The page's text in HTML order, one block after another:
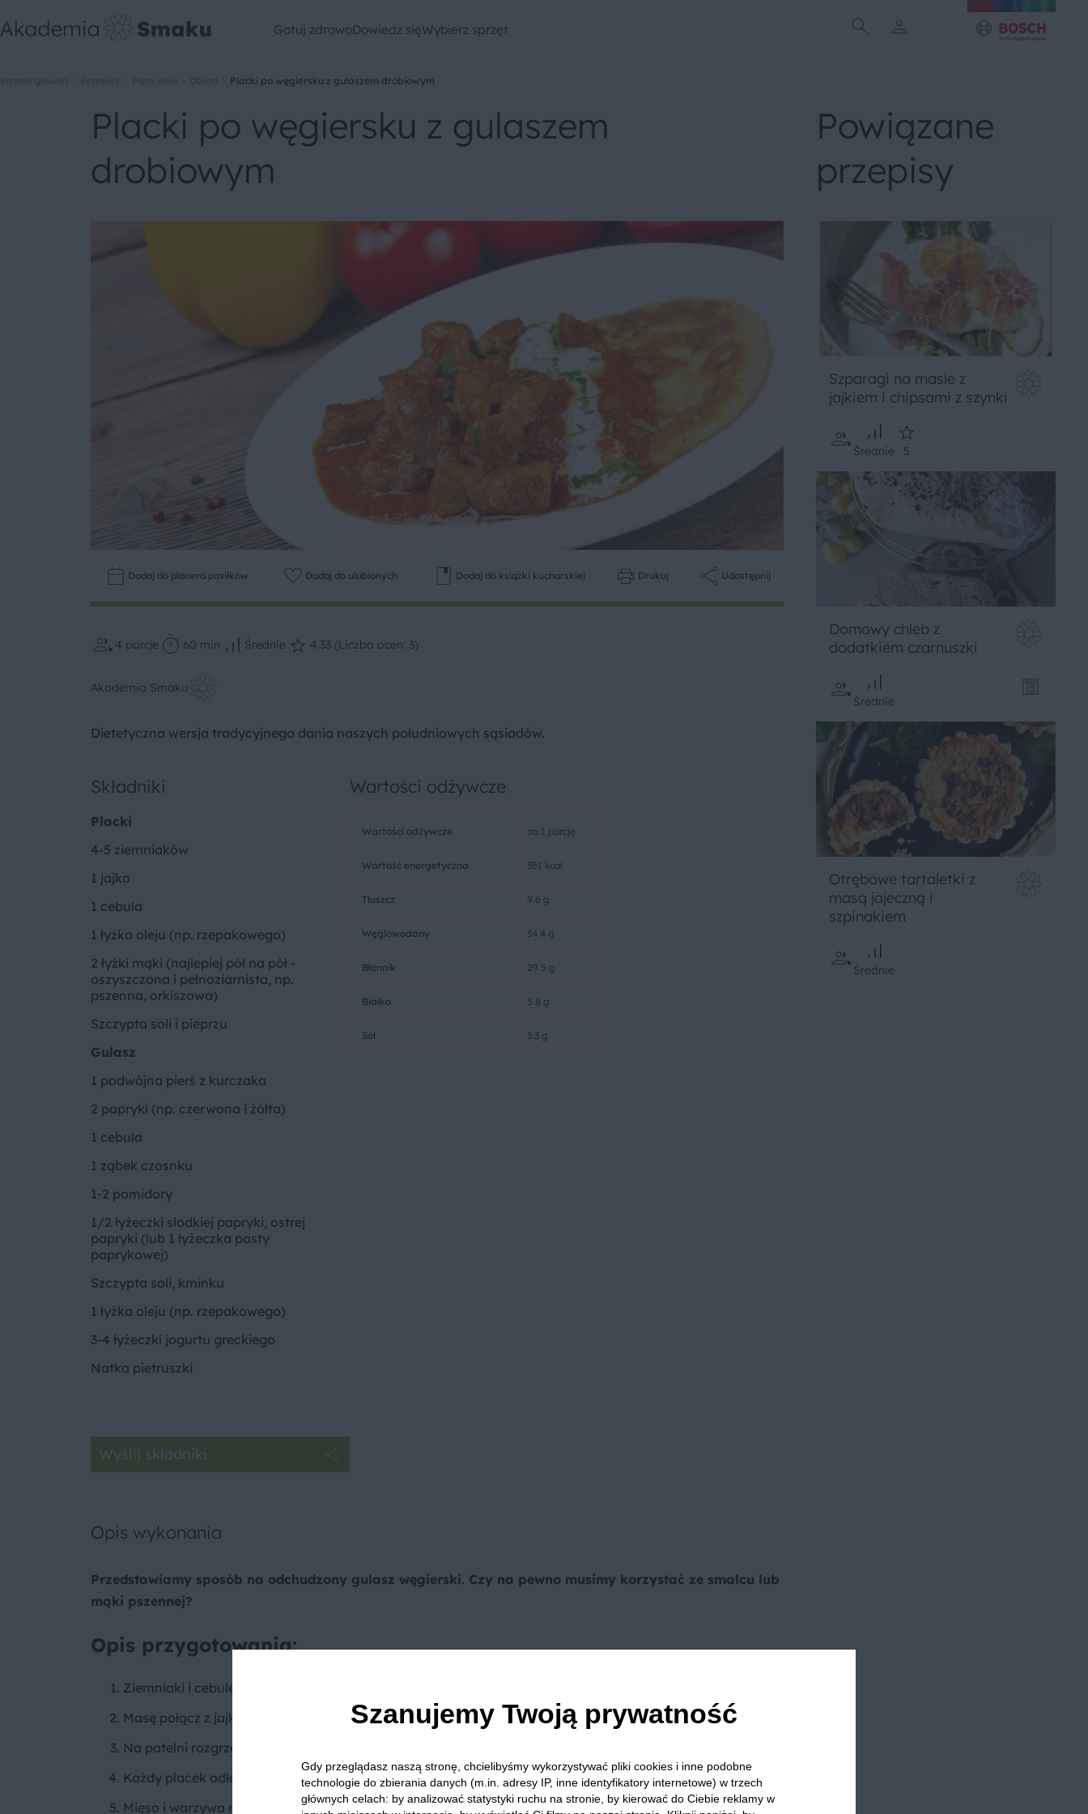
Gotuj zdrowoDowiedz sięWybierz sprzęt
Placki po węgiersku z gulaszem drobiowym
Placki po węgiersku z gulaszem
drobiowym
Dodaj do planera posiłków Dodaj do ulubionych Dodaj do książki kucharskiej Drukuj Udostępnij
4 porcje 60 min Średnie 4.33 (Liczba ocen: 3)
Akademia Smaku
Dietetyczna wersja tradycyjnego dania naszych południowych sąsiadów.
Składniki
Placki
4-5 ziemniaków
1 jajko
1 cebula
1 łyżka oleju (np. rzepakowego)
2 łyżki mąki (najlepiej pół na pół -
oszyszczona i pełnoziarnista, np.
pszenna, orkiszowa)
Szczypta soli i pieprzu
Gulasz
1 podwójna pierś z kurczaka
2 papryki (np. czerwona i żółta)
1 cebula
1 ząbek czosnku
1-2 pomidory
1/2 łyżeczki słodkiej papryki, ostrej
papryki (lub 1 łyżeczka pasty
paprykowej)
Szczypta soli, kminku
1 łyżka oleju (np. rzepakowego)
3-4 łyżeczki jogurtu greckiego
Natka pietruszki
Wartości odżywcze
Wartości odżywcze na 1 porcję
Wartość energetyczna 351 kcal
Tłuszcz 9.6 g
Węglowodany 34.4 g
Błonnik 29.5 g
Białko 5.8 g
Sól 3.3 g
Wyślij składniki
Opis wykonania
Przedstawiamy sposób na odchudzony gulasz węgierski. Czy na pewno musimy korzystać ze smalcu lub
mąki pszennej?
Opis przygotowania:
Ziemniaki i cebulę zetrzyj na tarce i odciśnij z nadmiaru wody.
Masę połącz z jajkiem i mąką. Całość dopraw solą i pieprzem.
Na patelni rozgrzewaj partiami olej i smaż placki ziemniaczane z dwóch stron do zarumienienia.
Każdy placek odłóż na serwetkę lub papier spożywczy, by pozbyć się nadmiaru tłuszczu.
Mięso i warzywa na gulasz pokój w kostkę.
Powiązane
przepisy
Szparagi na masle z
jajkiem i chipsami z szynki
Średnie 5
Domowy chleb z
dodatkiem czarnuszki
Średnie
Otrębowe tartaletki z
masą jajeczną i
szpinakiem
Średnie
Szanujemy Twoją prywatność
Gdy przeglądasz naszą stronę, chcielibyśmy wykorzystywać pliki cookies i inne podobne
technologie do zbierania danych (m.in. adresy IP, inne identyfikatory internetowe) w trzech
głównych celach: by analizować statystyki ruchu na stronie, by kierować do Ciebie reklamy w